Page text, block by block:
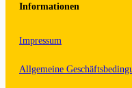
Informationen
Impressum
Allgemeine